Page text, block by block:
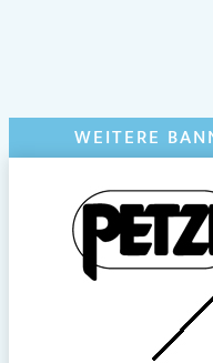
WEITERE